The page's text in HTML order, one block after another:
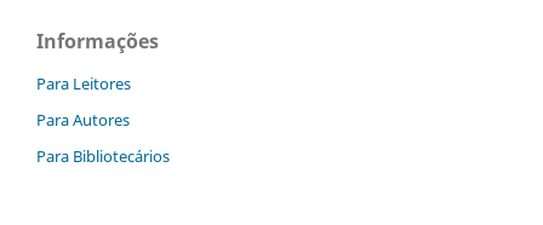
Informações
Para Leitores
Para Autores
Para Bibliotecários